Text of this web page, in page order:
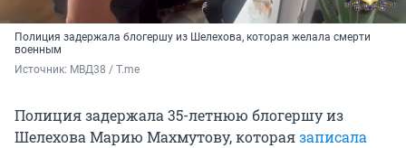
Полиция задержала блогершу из Шелехова, которая желала смерти
военным
Источник: МВД38 / T.me
Полиция задержала 35-летнюю блогершу из
Шелехова Марию Махмутову, котораязаписала